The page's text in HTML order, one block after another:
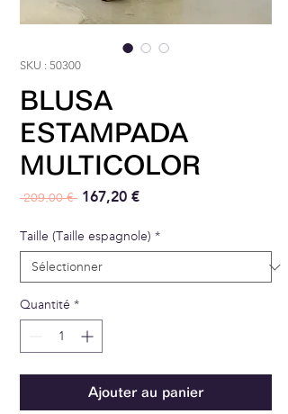
SKU : 50300
BLUSA
ESTAMPADA
MULTICOLOR
209,00 € Prix original
167,20 €Prix promotionnel
Taille (Taille espagnole) *
Quantité *
Ajouter au panier